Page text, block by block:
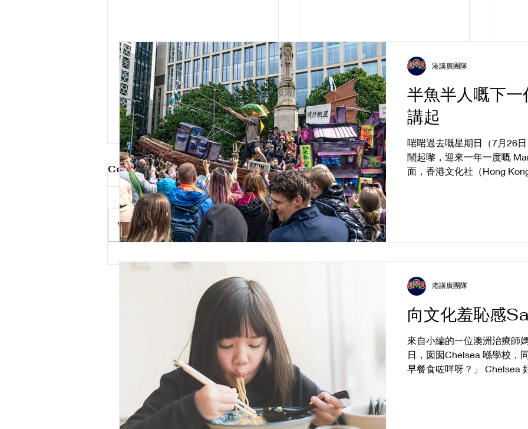
半魚半人嘅下一代：由香港盧
Boardgame Night 🎉@
Comments
Write a comment...
半魚半人嘅下
講起
啱啱過去嘅星期日（7月26
鬧起嚟，迎來一年一度嘅
面，香港文化社（Hong
特別嘅角色——盧亭。 ｜傳
既似旅人亦似歸人 喺嶺南
盧亭係大嶼山一帶半人半魚
盧循兵敗之後，部下逃到香
捕，長年隱居海邊、靠海為
人想像之中，就慢慢變成咗
喺海同陸之間嘅存在。 而盧
港講廣團隊
向文化羞恥感
來自小編的一位澳洲治療師
日，囡囡Chelsea 喺學校，
早餐食咗咩呀？」 Chelsea
港講廣團隊